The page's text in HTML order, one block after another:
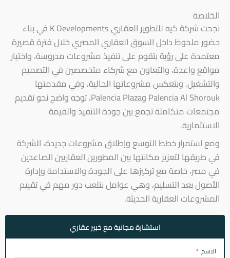
الخلاصة
نجحت شركة كيه للتطوير العقاري K Developments في بناء
حضور ملحوظ داخل السوق العقاري المصري خلال فترة قصيرة
معتمدة على رؤية بتقوم على تنفيذ مشروعات مدروسة، واختيار
مواقع واعدة، والتعاون مع شركاء متخصصين في التصميم
والتشغيل. وبتعكس مشروعاتها الحالية، وفي مقدمتها
Palencia Al Shorouk وPalencia Plaza، توجه واضح نحو تقديم
مجتمعات متكاملة تجمع بين جودة التنفيذ والقيمة
الاستثمارية.
ومع استمرار خطط التوسع وإطلاق مشروعات جديدة، الشركة
في طريقها لتعزيز مكانتها بين المطورين العقاريين الصاعدين
في مصر، خاصة مع تركيزها على الجودة والاستدامة وإدارة
الأصول بعد التسليم، وهي عوامل بتلعب دور مهم في تقييم
المشروعات العقارية الحديثة.
استشارة مجانية مع خبير عقاري
الاسم